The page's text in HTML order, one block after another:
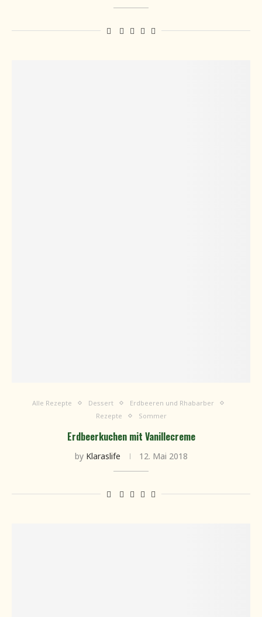
Alle Rezepte Dessert
Erdbeeren und Rhabarber
Rezepte
Sommer
Erdbeerkuchen mit Vanillecreme
by Klaraslife 12. Mai 2018